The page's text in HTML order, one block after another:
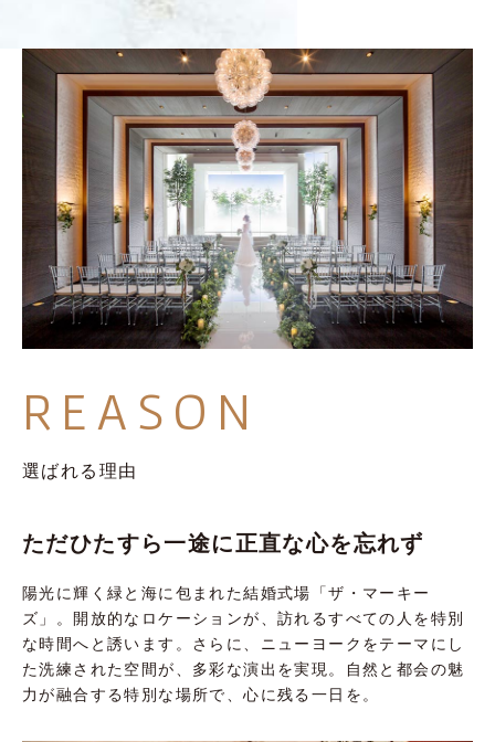
REASON
選ばれる理由
ただひたすら一途に正直な心を忘れず
陽光に輝く緑と海に包まれた結婚式場「ザ・マーキー
ズ」。開放的なロケーションが、訪れるすべての人を特別
な時間へと誘います。さらに、ニューヨークをテーマにし
た洗練された空間が、多彩な演出を実現。自然と都会の魅
力が融合する特別な場所で、心に残る一日を。